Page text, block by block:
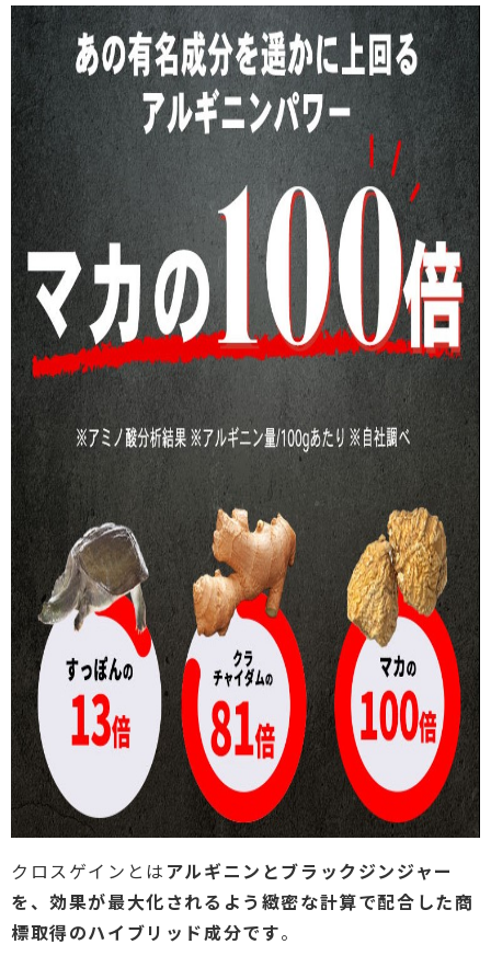
クロスゲインとは アルギニンとブラックジンジャー
を、効果が最大化されるよう緻密な計算で配合した商
標取得のハイブリッド成分です。